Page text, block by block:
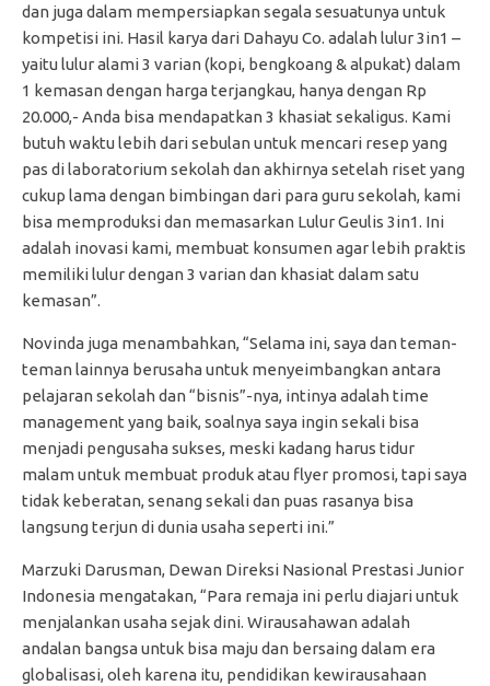
dan juga dalam mempersiapkan segala sesuatunya untuk
kompetisi ini. Hasil karya dari Dahayu Co. adalah lulur 3in1 –
yaitu lulur alami 3 varian (kopi, bengkoang & alpukat) dalam
1 kemasan dengan harga terjangkau, hanya dengan Rp
20.000,- Anda bisa mendapatkan 3 khasiat sekaligus. Kami
butuh waktu lebih dari sebulan untuk mencari resep yang
pas di laboratorium sekolah dan akhirnya setelah riset yang
cukup lama dengan bimbingan dari para guru sekolah, kami
bisa memproduksi dan memasarkan Lulur Geulis 3in1. Ini
adalah inovasi kami, membuat konsumen agar lebih praktis
memiliki lulur dengan 3 varian dan khasiat dalam satu
kemasan”.
Novinda juga menambahkan, “Selama ini, saya dan teman-
teman lainnya berusaha untuk menyeimbangkan antara
pelajaran sekolah dan “bisnis”-nya, intinya adalah time
management yang baik, soalnya saya ingin sekali bisa
menjadi pengusaha sukses, meski kadang harus tidur
malam untuk membuat produk atau flyer promosi, tapi saya
tidak keberatan, senang sekali dan puas rasanya bisa
langsung terjun di dunia usaha seperti ini.”
Marzuki Darusman, Dewan Direksi Nasional Prestasi Junior
Indonesia mengatakan, “Para remaja ini perlu diajari untuk
menjalankan usaha sejak dini. Wirausahawan adalah
andalan bangsa untuk bisa maju dan bersaing dalam era
globalisasi, oleh karena itu, pendidikan kewirausahaan